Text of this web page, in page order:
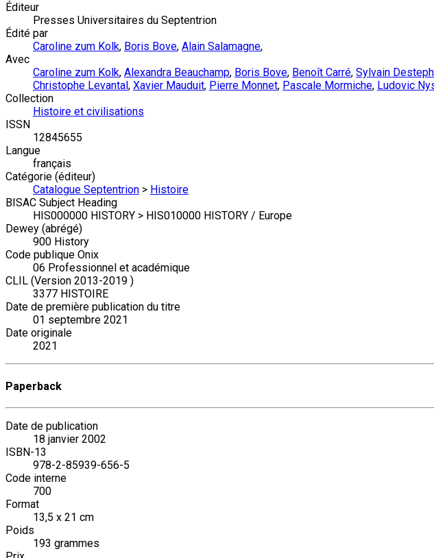
Éditeur
Presses Universitaires du Septentrion
Édité par
Caroline zum Kolk, Boris Bove, Alain Salamagne,
Avec
Caroline zum Kolk, Alexandra Beauchamp, Boris Bove, Benoît Carré, Sylvain
Christophe Levantal , Xavier Mauduit, Pierre Monnet, Pascale Mormiche, Ludovic
Collection
Histoire et civilisations
ISSN
12845655
Langue
français
Catégorie (éditeur)
Catalogue Septentrion > Histoire
BISAC Subject Heading
HIS000000 HISTORY > HIS010000 HISTORY / Europe
Dewey (abrégé)
900 History
Code publique Onix
06 Professionnel et académique
CLIL (Version 2013-2019 )
3377 HISTOIRE
Date de première publication du titre
01 septembre 2021
Date originale
2021
Paperback
Date de publication
18 janvier 2002
ISBN-13
978-2-85939-656-5
Code interne
700
Format
13,5 x 21 cm
Poids
193 grammes